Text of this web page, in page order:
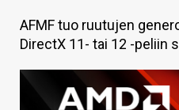
TIETOA
HINTA.FI
KAUPPA
AFMF tuo ruutujen
DirectX 11- tai 12 -peliin